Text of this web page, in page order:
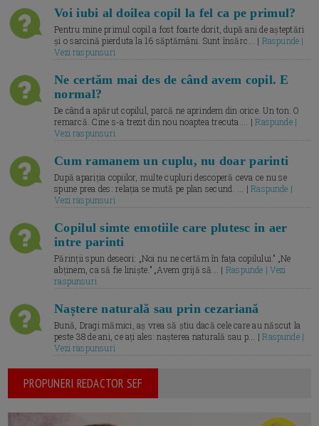
Voi iubi al doilea copil la fel ca pe primul?
Pentru mine primul copil a fost foarte dorit, după ani de așteptări
și o sarcină pierduta la 16 săptămâni. Sunt însărc... | Raspunde |
Vezi raspunsuri
Ne certăm mai des de când avem copil. E
normal?
De când a apărut copilul, parcă ne aprindem din orice. Un ton. O
remarcă. Cine s-a trezit din nou noaptea trecuta.... |Raspunde |
Vezi raspunsuri
Cum ramanem un cuplu, nu doar parinti
După apariția copiilor, multe cupluri descoperă ceva ce nu se
spune prea des: relația se mută pe plan secund. ... |Raspunde |
Vezi raspunsuri
Copilul simte emotiile care plutesc in aer
intre parinti
Părinții spun deseori: „Noi nu ne certăm în fața copilului.” „Ne
abținem, ca să fie liniște.” „Avem grijă să... | Raspunde | Vezi
raspunsuri
Naștere naturală sau prin cezariană
Bună, Dragi mămici, aș vrea să știu dacă cele care au născut la
peste 38 de ani, ce ați ales: nașterea naturală sau p... |Raspunde |
Vezi raspunsuri
PROPUNERI REDACTOR SEF